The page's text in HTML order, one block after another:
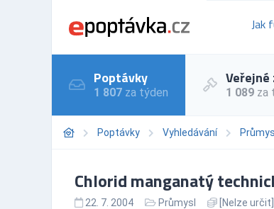
Jak
Poptávky
1 807 za týden
Veřejné
1 089 za
Poptávky Vyhledávání
Chlorid manganatý
22. 7. 2004 Průmysl [Nelze určit]